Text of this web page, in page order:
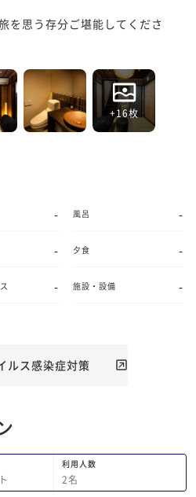
を思う存分ご堪能してくださ
+16枚
- 風呂 -
- 夕食 -
- 施設・設備 -
ルス感染症対策
利用人数
2名